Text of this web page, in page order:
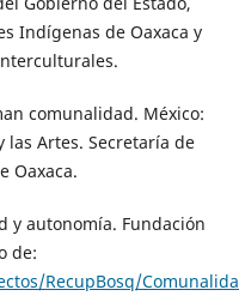
Indígenas de Oaxaca y
comunalidad. México:
las Artes. Secretaría de
Oaxaca.
y autonomía. Fundación
de:
RecupBosq/